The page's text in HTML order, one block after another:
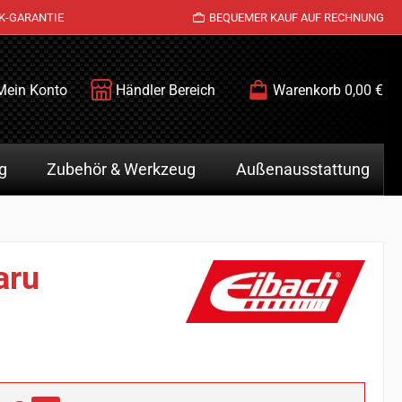
GARANTIE BEQUEMER KAUF AUF RECHNUNG
Konto Händler Bereich Warenkorb 0,00 €
Zubehör & Werkzeug Außenausstattung